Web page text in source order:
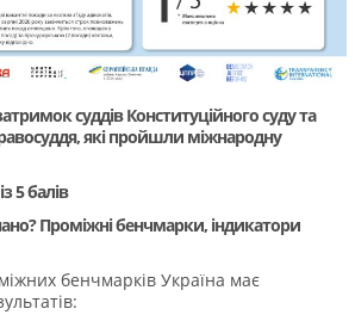
суддів Конституційного суду та
які пройшли міжнародну
5 балів
Проміжні бенчмарки, індикатори
бенчмарків Україна має